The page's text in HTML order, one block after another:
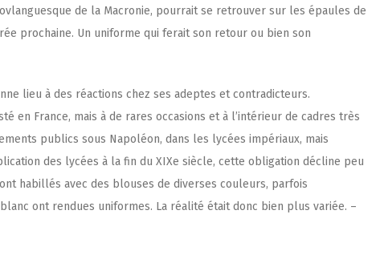
de la Macronie, pourrait se retrouver sur les épaules de
prochaine. Un uniforme qui ferait son retour ou bien son
lieu à des réactions chez ses adeptes et contradicteurs.
en France, mais à de rares occasions et à l’intérieur de cadres très
publics sous Napoléon, dans les lycées impériaux, mais
des lycées à la fin du XIXe siècle, cette obligation décline peu
habillés avec des blouses de diverses couleurs, parfois
ont rendues uniformes. La réalité était donc bien plus variée. –